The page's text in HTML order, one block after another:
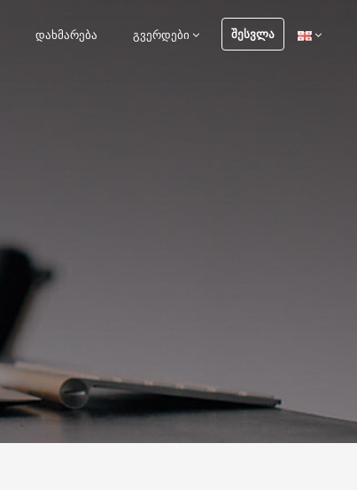
ᲓᲐᲮᲛᲐᲠᲔᲑᲐ ᲒᲕᲔᲠᲓᲔᲑᲘ ᲨᲔᲡᲕᲚᲐ